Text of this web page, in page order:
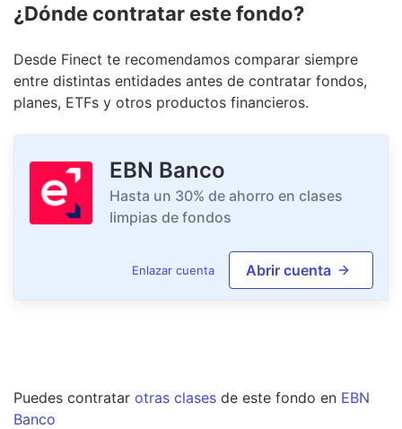
¿Dónde contratar este fondo?
Desde Finect te recomendamos comparar siempre
entre distintas entidades antes de contratar fondos,
planes, ETFs y otros productos financieros.
EBN Banco
Hasta un 30% de ahorro en clases
limpias de fondos
Enlazar cuenta Abrir cuenta
Puedes contratar otras clases de este fondo en EBN
Banco